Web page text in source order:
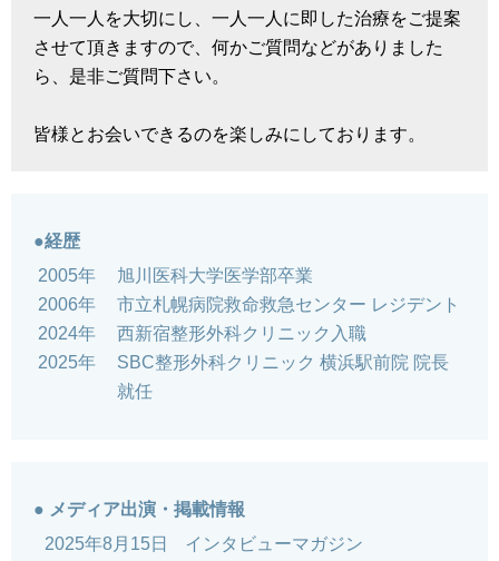
一人一人を大切にし、一人一人に即した治療をご提案
させて頂きますので、何かご質問などがありました
ら、是非ご質問下さい。
皆様とお会いできるのを楽しみにしております。
●経歴
2005年
旭川医科大学医学部卒業
2006年
市立札幌病院救命救急センター レジデント
2024年
西新宿整形外科クリニック入職
2025年
SBC整形外科クリニック 横浜駅前院 院長
就任
● メディア出演・掲載情報
2025年8月15日
インタビューマガジン